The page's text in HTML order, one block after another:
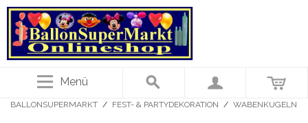
Menü
BALLONSUPERMARKT / FEST- & PARTYDEKORATION / WABENKUGELN